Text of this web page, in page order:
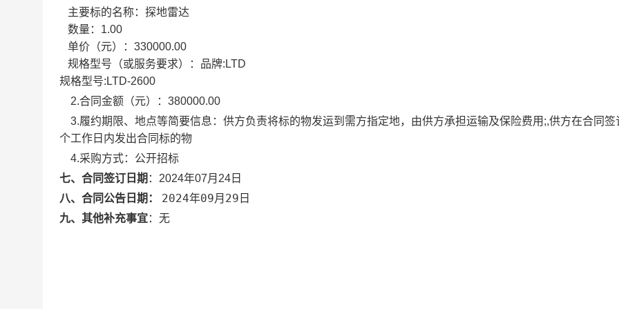
主要标的名称： 探地雷达
数量： 1.00
单价（元）： 330000.00
规格型号（或服务要求）： 品牌:LTD
规格型号:LTD-2600
2.合同金额（元）： 380000.00
3.履约期限、地点等简要信息： 供方负责将标的物发运到需方指定地，由供方承担运输及保险费用;,供方在合同签
个工作日内发出合同标的物
4.采购方式： 公开招标
七、合同签订日期 ： 2024年07月24日
八、合同公告日期：
2024年09月29日
九、其他补充事宜： 无